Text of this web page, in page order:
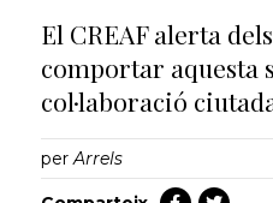
El CREAF alerta
comportar aquesta
col·laboració
perArrels